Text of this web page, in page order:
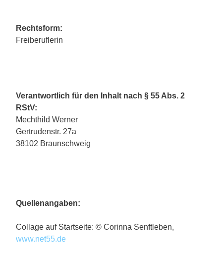
Rechtsform:
Freiberuflerin
Verantwortlich für den Inhalt nach § 55 Abs. 2
RStV:
Mechthild Werner
Gertrudenstr. 27a
38102 Braunschweig
Quellenangaben:
Collage auf Startseite: © Corinna Senftleben,
www.net55.de